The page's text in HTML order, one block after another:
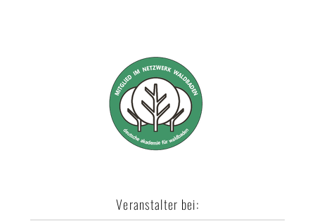
Veranstalter bei: